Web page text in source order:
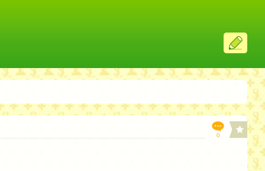
ス
レ
投
0